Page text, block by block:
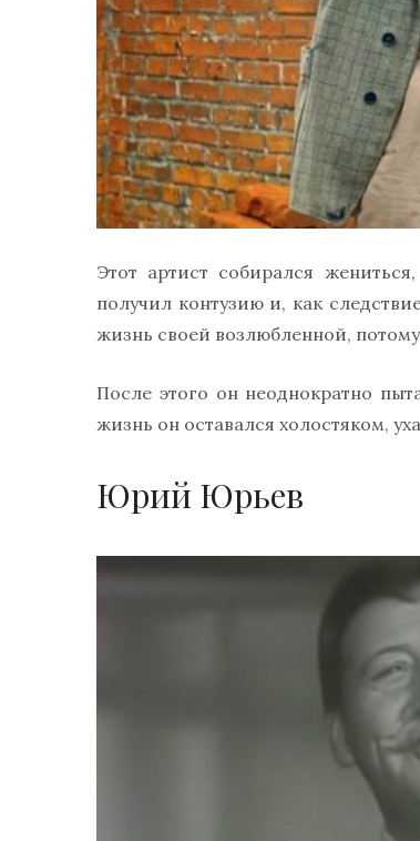
Этот артист собирался
получил контузию и, как
жизнь своей возлюбленной,
После этого он неоднократно
жизнь он оставался холостяком,
Юрий Юрьев